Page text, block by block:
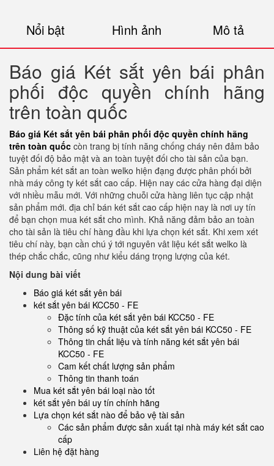
Nổi bật Hình ảnh Mô tả
Báo giá Két sắt yên bái phân
phối độc quyền chính hãng
trên toàn quốc
Báo giá Két sắt yên bái phân phối độc quyền chính hãng
trên toàn quốc còn trang bị tính năng chống cháy nên đảm bảo
tuyệt đối độ bảo mật và an toàn tuyệt đối cho tài sản của bạn.
Sản phẩm két sắt an toàn welko hiện đạng được phân phối bởi
nhà máy công ty két sắt cao cấp. Hiện nay các cửa hàng đại diện
với nhiều mẫu mới. Với những chuỗi cửa hàng liên tục cập nhật
sản phẩm mới. địa chỉ bán két sắt cao cấp hiện nay là nơi uy tín
để bạn chọn mua két sắt cho mình. Khả năng đảm bảo an toàn
cho tài sản là tiêu chí hàng đầu khi lựa chọn két sắt. Khi xem xét
tiêu chí này, bạn cần chú ý tới nguyên vât liệu két sắt welko là
thép chắc chắc, cũng như kiểu dáng trọng lượng của két.
Nội dung bài viết
Báo giá két sắt yên bái
két sắt yên bái KCC50 - FE
Đặc tính của két sắt yên bái KCC50 - FE
Thông số kỹ thuật của két sắt yên bái KCC50 - FE
Thông tin chất liệu và tính năng két sắt yên bái
KCC50 - FE
Cam kết chất lượng sản phẩm
Thông tin thanh toán
Mua két sắt yên bái loại nào tốt
két sắt yên bái uy tín chính hãng
Lựa chọn két sắt nào để bảo vệ tài sản
Các sản phẩm được sản xuất tại nhà máy két sắt cao
cấp
Liên hệ đặt hàng